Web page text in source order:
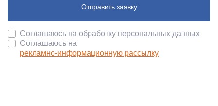
Отправить заявку
Соглашаюсь на обработку персональных данных
Соглашаюсь на
рекламно-информационную рассылку